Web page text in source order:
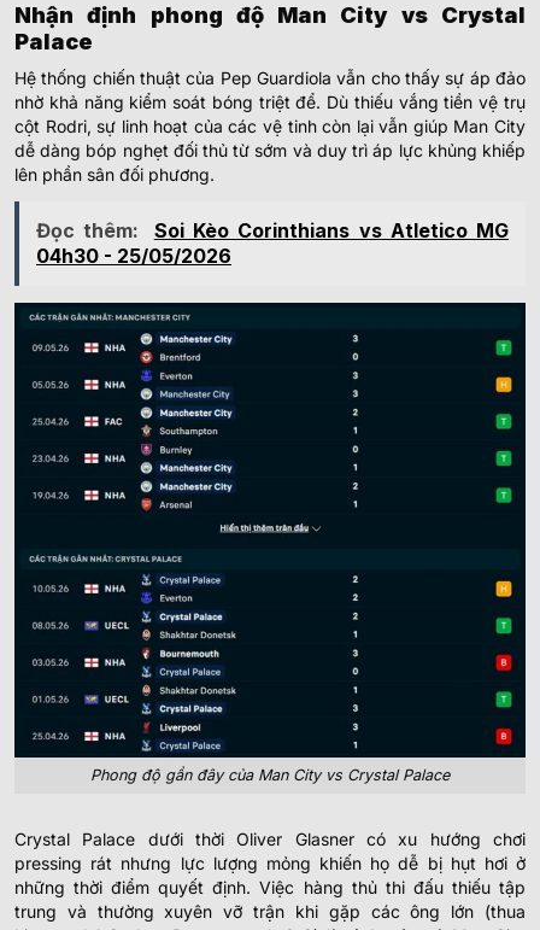
Nhận định phong độ Man City vs Crystal
Palace
Hệ thống chiến thuật của Pep Guardiola vẫn cho thấy sự áp đảo
nhờ khả năng kiểm soát bóng triệt để. Dù thiếu vắng tiền vệ trụ
cột Rodri, sự linh hoạt của các vệ tinh còn lại vẫn giúp Man City
dễ dàng bóp nghẹt đối thủ từ sớm và duy trì áp lực khủng khiếp
lên phần sân đối phương.
Đọc thêm:
Soi Kèo Corinthians vs Atletico MG
04h30 - 25/05/2026
Phong độ gần đây của Man City vs Crystal Palace
Crystal Palace dưới thời Oliver Glasner có xu hướng chơi
pressing rát nhưng lực lượng mỏng khiến họ dễ bị hụt hơi ở
những thời điểm quyết định. Việc hàng thủ thi đấu thiếu tập
trung và thường xuyên vỡ trận khi gặp các ông lớn (thua